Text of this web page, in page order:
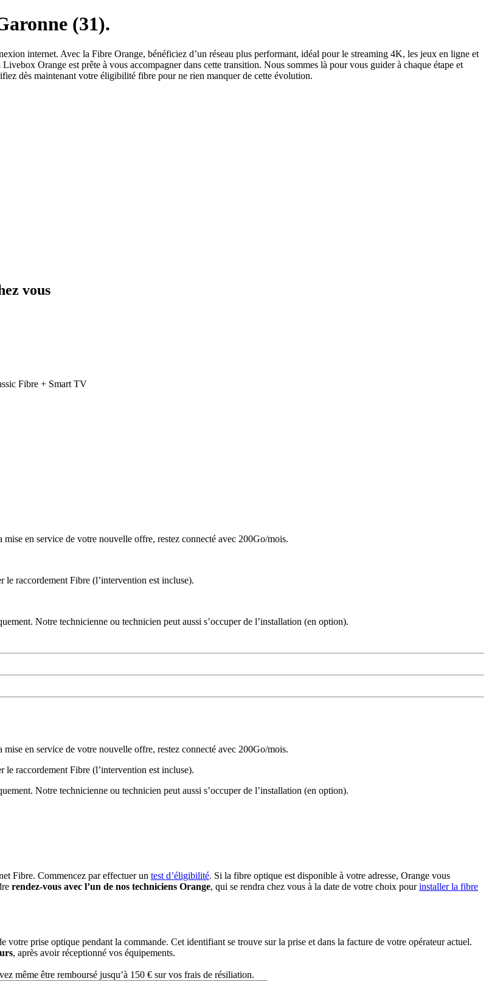
(31).
internet. Avec la Fibre Orange, bénéficiez d’un réseau plus performant, idéal pour le streaming 4K, les jeux en ligne et
Orange est prête à vous accompagner dans cette transition. Nous sommes là pour vous guider à chaque étape et
dès maintenant votre éligibilité fibre pour ne rien manquer de cette évolution.
vous
Fibre + Smart TV
en service de votre nouvelle offre, restez connecté avec 200Go/mois.
raccordement Fibre (l’intervention est incluse).
Notre technicienne ou technicien peut aussi s’occuper de l’installation (en option).
en service de votre nouvelle offre, restez connecté avec 200Go/mois.
raccordement Fibre (l’intervention est incluse).
Notre technicienne ou technicien peut aussi s’occuper de l’installation (en option).
Fibre. Commencez par effectuer un test d’éligibilité. Si la fibre optique est disponible à votre adresse, Orange vous
rendez-vous avec l’un de nos techniciens Orange, qui se rendra chez vous à la date de votre choix pourinstaller la fibre
votre prise optique pendant la commande. Cet identifiant se trouve sur la prise et dans la facture de votre opérateur actuel.
, après avoir réceptionné vos équipements.
même être remboursé jusqu’à 150 € sur vos frais de résiliation.